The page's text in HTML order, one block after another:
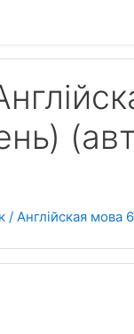
/ Англійская мова